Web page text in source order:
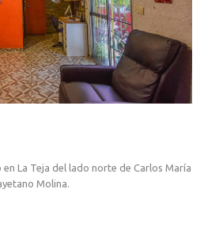
La Teja del lado norte de Carlos María
Molina.